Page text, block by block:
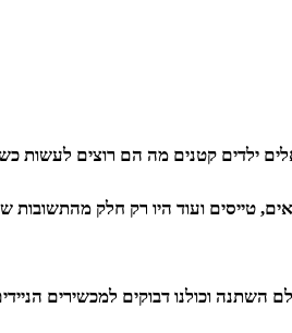
טייסים ועוד היו רק חלק